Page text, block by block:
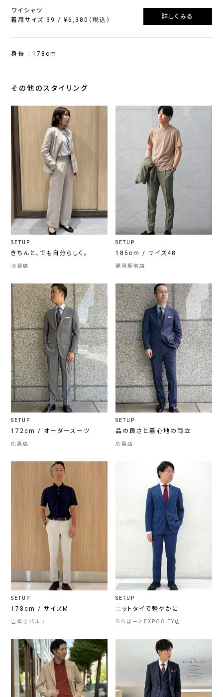
ワイシャツ :
着用サイズ 39 / ¥6,380（税込）
詳しくみる
身長 : 178cm
その他のスタイリング
SETUP
きちんと、でも自分らしく。
池袋店
SETUP
185cm / サイズ48
静岡駅前店
SETUP
172cm / オーダースーツ
広島店
SETUP
品の良さと着心地の両立
広島店
SETUP
178cm / サイズM
吉祥寺パルコ
SETUP
ニットタイで軽やかに
ららぽーとEXPOCITY店